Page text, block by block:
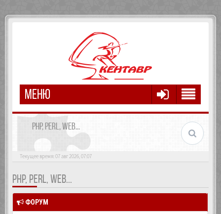
МЕНЮ
PHP, PERL, WEB...
Текущее время: 07 авг 2026, 07:07
PHP, PERL, WEB...
ФОРУМ